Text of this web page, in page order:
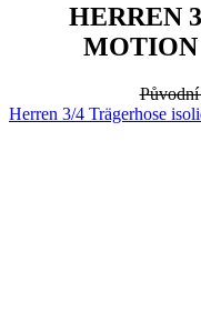
HERREN
MOTION
Původní
Herren 3/4 Trägerhose